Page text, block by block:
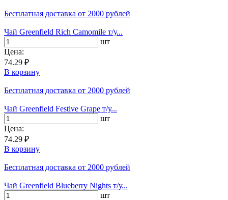
Бесплатная доставка от 2000 рублей
Чай Greenfield Rich Camomile т/у...
шт
Цена:
74.29 ₽
В корзину
Бесплатная доставка от 2000 рублей
Чай Greenfield Festive Grape т/у...
шт
Цена:
74.29 ₽
В корзину
Бесплатная доставка от 2000 рублей
Чай Greenfield Blueberry Nights т/у...
шт